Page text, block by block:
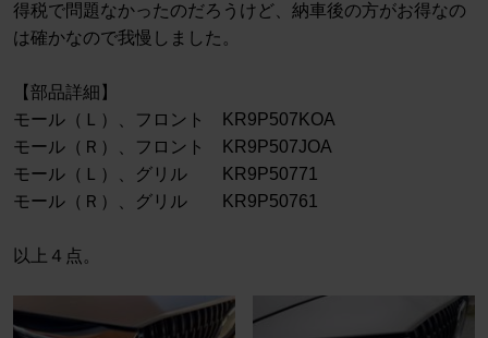
得税で問題なかったのだろうけど、納車後の方がお得なの
は確かなので我慢しました。
【部品詳細】
モール（Ｌ）、フロント KR9P507KOA
モール（Ｒ）、フロント KR9P507JOA
モール（Ｌ）、グリル KR9P50771
モール（Ｒ）、グリル KR9P50761
以上４点。